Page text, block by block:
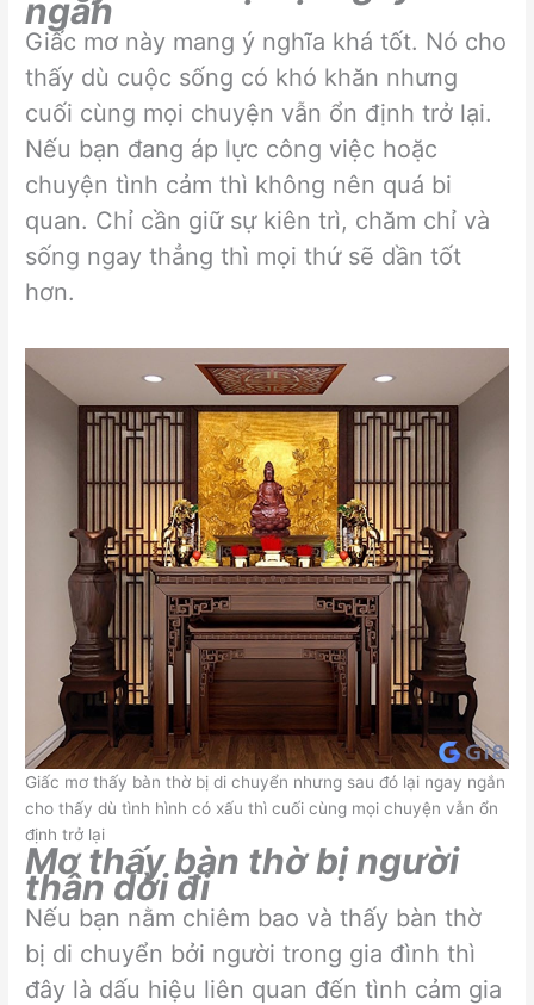
ngắn
Giấc mơ này mang ý nghĩa khá tốt. Nó cho
thấy dù cuộc sống có khó khăn nhưng
cuối cùng mọi chuyện vẫn ổn định trở lại.
Nếu bạn đang áp lực công việc hoặc
chuyện tình cảm thì không nên quá bi
quan. Chỉ cần giữ sự kiên trì, chăm chỉ và
sống ngay thẳng thì mọi thứ sẽ dần tốt
hơn.
Giấc mơ thấy bàn thờ bị di chuyển nhưng sau đó lại ngay ngắn
cho thấy dù tình hình có xấu thì cuối cùng mọi chuyện vẫn ổn
định trở lại
Mơ thấy bàn thờ bị người
thân dời đi
Nếu bạn nằm chiêm bao và thấy bàn thờ
bị di chuyển bởi người trong gia đình thì
đây là dấu hiệu liên quan đến tình cảm gia